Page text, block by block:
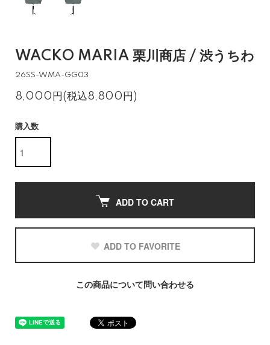
WACKO MARIA 栗川商店 / 渋うちわ
26SS-WMA-GG03
8,000円(税込8,800円)
購入数
ADD TO CART
ADD TO FAVORITE
この商品について問い合わせる